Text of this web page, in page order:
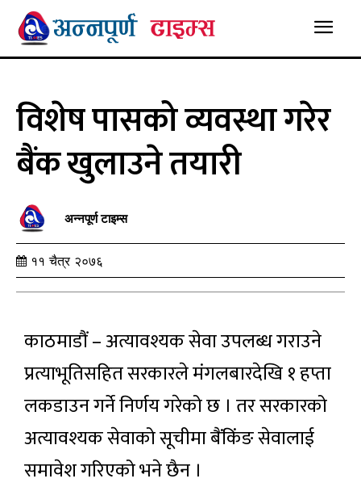
विशेष पासको व्यवस्था गरेर
बैंक खुलाउने तयारी
अन्नपूर्ण टाइम्स
११ चैत्र २०७६
काठमाडौं – अत्यावश्यक सेवा उपलब्ध गराउने
प्रत्याभूतिसहित सरकारले मंगलबारदेखि १ हप्ता
लकडाउन गर्ने निर्णय गरेको छ । तर सरकारको
अत्यावश्यक सेवाको सूचीमा बैंकिंङ सेवालाई
समावेश गरिएको भने छैन ।